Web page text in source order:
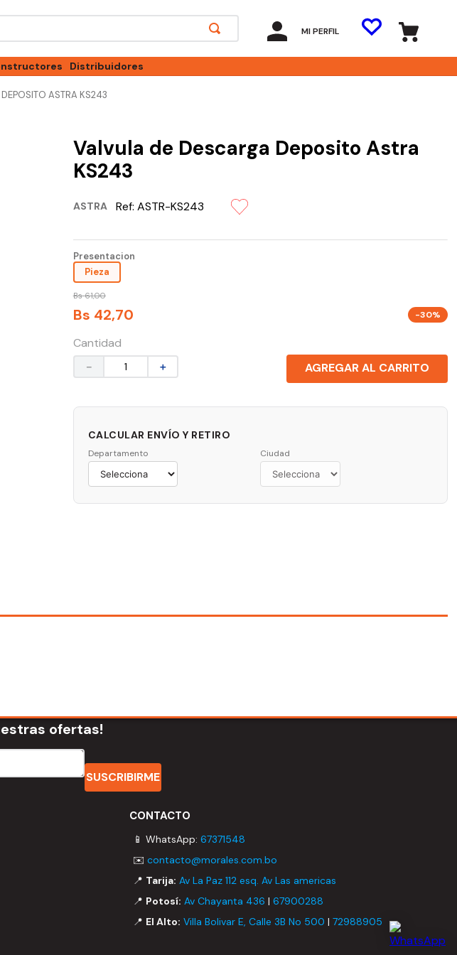
MI PERFIL
Distribuidores
ASTRA KS243
Valvula de Descarga Deposito Astra
KS243
ASTRA Ref: ASTR-KS243
Presentacion
Pieza
Bs 61,00
Bs 42,70 -30%
Cantidad
＋
－ AGREGAR AL CARRITO
CALCULAR ENVÍO Y RETIRO
Departamento Ciudad
ofertas!
SUSCRIBIRME
CONTACTO
📱 WhatsApp: 67371548
✉️ contacto@morales.com.bo
📍 Tarija: Av La Paz 112 esq. Av Las americas
📍 Potosí: Av Chayanta 436 | 67900288
📍 El Alto: Villa Bolivar E, Calle 3B No 500 | 72988905